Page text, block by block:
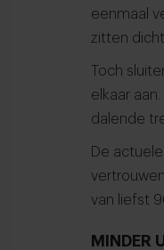
eenmaal
zitten
Toch
elkaar
dalende
De
van liefst
MINDER